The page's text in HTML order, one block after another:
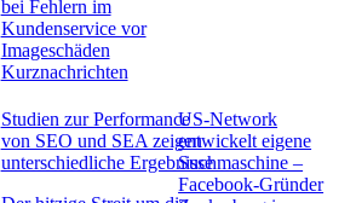
bei Fehlern im
Kundenservice vor
Imageschäden
Kurznachrichten
Studien zur Performance
von SEO und SEA zeigen
unterschiedliche Ergebnisse
US-Network
entwickelt eigene
Suchmaschine –
Facebook-Gründer